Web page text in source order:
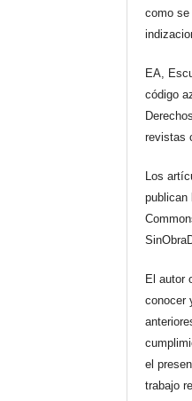
como se
EA,
código
revistas
Los
publican
El autor
conocer
el
trabajo